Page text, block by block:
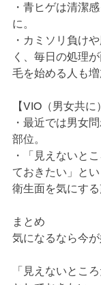
・青ヒゲは清潔
に。
・カミソリ負け
く、毎日の処理
毛を始める人も増
【VIO（男女共に
・最近では男女
部位。
・「見えないと
ておきたい」とい
衛生面を気にする
まとめ
気になるなら今が
「見えないとこ